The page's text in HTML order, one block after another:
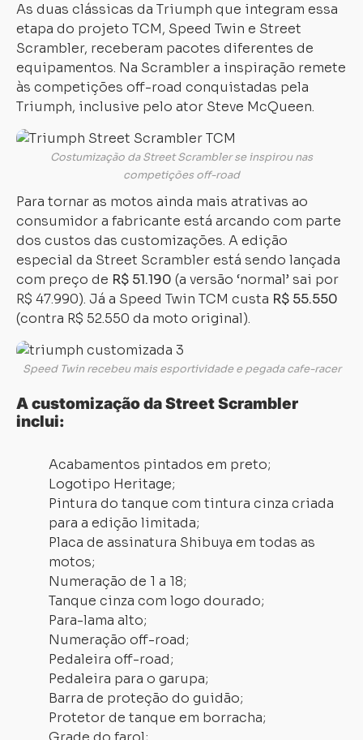
As duas clássicas da Triumph que integram essa
etapa do projeto TCM, Speed Twin e Street
Scrambler, receberam pacotes diferentes de
equipamentos. Na Scrambler a inspiração remete
às competições off-road conquistadas pela
Triumph, inclusive pelo ator Steve McQueen.
Costumização da Street Scrambler se inspirou nas
competições off-road
Para tornar as motos ainda mais atrativas ao
consumidor a fabricante está arcando com parte
dos custos das customizações. A edição
especial da Street Scrambler está sendo lançada
com preço de R$ 51.190 (a versão ‘normal’ sai por
R$ 47.990). Já a Speed Twin TCM custa R$ 55.550
(contra R$ 52.550 da moto original).
Speed Twin recebeu mais esportividade e pegada cafe-racer
A customização da Street Scrambler
inclui:
Acabamentos pintados em preto;
Logotipo Heritage;
Pintura do tanque com tintura cinza criada
para a edição limitada;
Placa de assinatura Shibuya em todas as
motos;
Numeração de 1 a 18;
Tanque cinza com logo dourado;
Para-lama alto;
Numeração off-road;
Pedaleira off-road;
Pedaleira para o garupa;
Barra de proteção do guidão;
Protetor de tanque em borracha;